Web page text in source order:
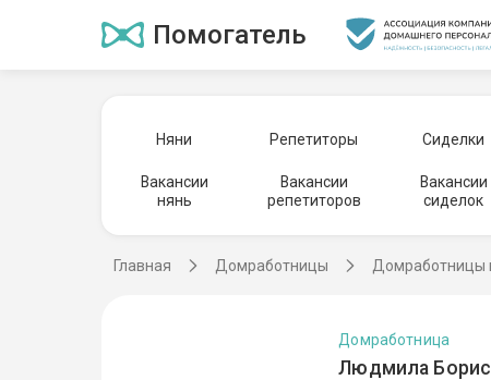
Помогатель
Няни Репетиторы Сиделки
Вакансии
нянь
Вакансии
репетиторов
Вакансии
сиделок
Главная Домработницы Домработницы
Людмила
Домработница